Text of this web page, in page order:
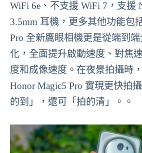
WiFi 6e、不支援 WiFi 7，支援
3.5mm 耳機，更多其他功能包
Pro 全新鷹眼相機更是從端到
化，全面提升啟動速度、對焦
度和成像速度。在夜景拍攝時
Honor Magic5 Pro 實現更快拍
的到」，還可「拍的清」。。